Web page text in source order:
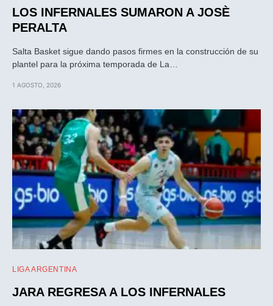
LOS INFERNALES SUMARON A JOSÈ
PERALTA
Salta Basket sigue dando pasos firmes en la construcción de su
plantel para la próxima temporada de La…
1 AGOSTO, 2026
LIGA ARGENTINA
JARA REGRESA A LOS INFERNALES